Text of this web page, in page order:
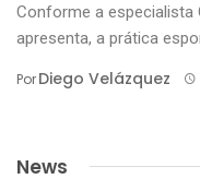
Conforme a especialista
apresenta, a prática
PorDiego Velázquez
News